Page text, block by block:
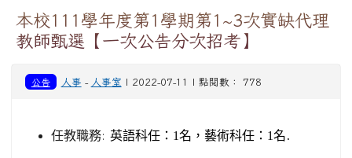
本校111學年度第1學期第1~3次實缺代理
教師甄選【一次公告分次招考】
公告 人事 - 人事室 | 2022-07-11 | 點閱數： 778
任教職務: 英語科任 ：1名，藝術科任 ：1名.